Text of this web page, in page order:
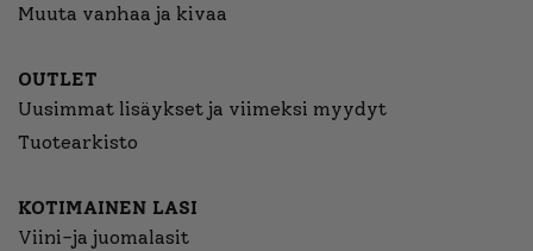
Muuta vanhaa ja kivaa
OUTLET
Uusimmat lisäykset ja viimeksi myydyt
Tuotearkisto
KOTIMAINEN LASI
Viini-ja juomalasit